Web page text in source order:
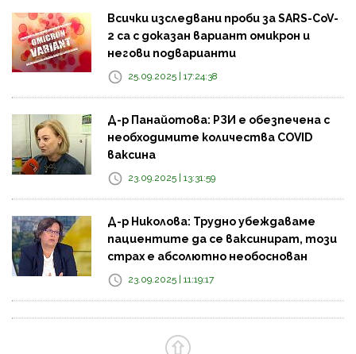
Всички изследвани проби за SARS-CoV-
2 са с доказан вариант омикрон и
негови подварианти
25.09.2025 | 17:24:38
Д-р Панайотова: РЗИ е обезпечена с
необходимите количества COVID
ваксина
23.09.2025 | 13:31:59
Д-р Николова: Трудно убеждаваме
пациентите да се ваксинират, този
страх е абсолютно необоснован
23.09.2025 | 11:19:17